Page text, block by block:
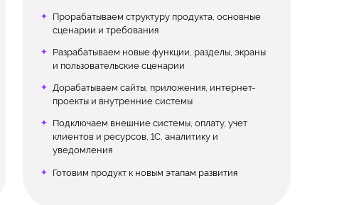
Прорабатываем структуру продукта, основные
сценарии и требования
Разрабатываем новые функции, разделы, экраны
и пользовательские сценарии
Дорабатываем сайты, приложения, интернет-
проекты и внутренние системы
Подключаем внешние системы, оплату, учет
клиентов и ресурсов, 1С, аналитику и
уведомления
Готовим продукт к новым этапам развития